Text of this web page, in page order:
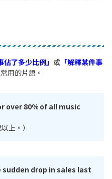
佔了多少比例」 或 「解釋某件事
用的片語。
over 80% of all music
上。）
drop in sales last